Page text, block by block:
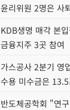
윤리위원 2명은 사
KDB생명 매각 본
금융지주 3곳 참여
가스공사 2분기 영
수용 미수금은
반도체공학회 "연